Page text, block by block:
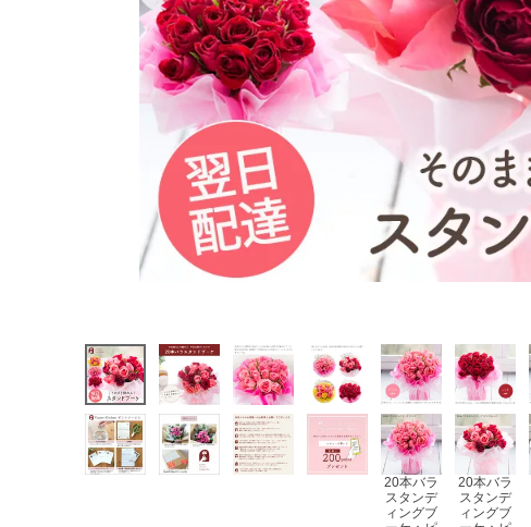
20本バラ
スタンデ
ィングブ
20本バラ
スタンデ
ィングブ